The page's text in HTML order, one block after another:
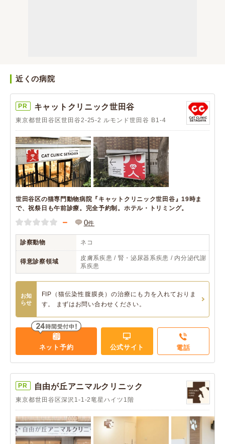
近くの病院
PR キャットクリニック世田谷
東京都世田谷区世田谷2-25-2 ルモンド世田谷 B1-4
世田谷区の猫専門動物病院『キャットクリニック世田谷』19時ま
で、祝祭日も午前診療。完全予約制。ホテル・トリミング。
－ 0件
診察動物 ネコ
得意診察領域
皮膚系疾患 / 腎・泌尿器系疾患 / 内分泌代謝
系疾患
お知
らせ
FIP（猫伝染性腹膜炎）の治療にも力を入れておりま
す。 まずはお問い合わせください。
ネット予約 公式サイト 電話
PR 自由が丘アニマルクリニック
東京都世田谷区深沢1-1-2竜星ハイツ1階